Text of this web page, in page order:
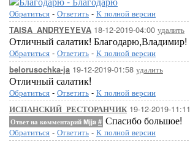
Обратиться - Ответить - К полной версии
TAISA_ANDRYEYEVA 18-12-2019-04:00 удалить
Отличный салатик! Благодарю,Владимир!
Обратиться - Ответить - К полной версии
belorusochka-ja 19-12-2019-01:58 удалить
Отличный салатик!
Обратиться - Ответить - К полной версии
ИСПАНСКИЙ_РЕСТОРАНЧИК19-12-2019-11:11
Ответ на комментарий Mjja # Спасибо большое!
Обратиться - Ответить - К полной версии